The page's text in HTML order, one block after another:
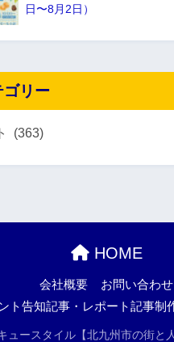
日〜8月2日）
ゴリー
HOME
会社概要
お問い合わせ
ト告知記事・レポート記事制
ュースタイル【北九州市の街と